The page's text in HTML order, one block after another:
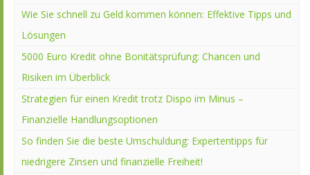
Wie Sie schnell zu Geld kommen können: Effektive Tipps und
Lösungen
5000 Euro Kredit ohne Bonitätsprüfung: Chancen und
Risiken im Überblick
Strategien für einen Kredit trotz Dispo im Minus –
Finanzielle Handlungsoptionen
So finden Sie die beste Umschuldung: Expertentipps für
niedrigere Zinsen und finanzielle Freiheit!